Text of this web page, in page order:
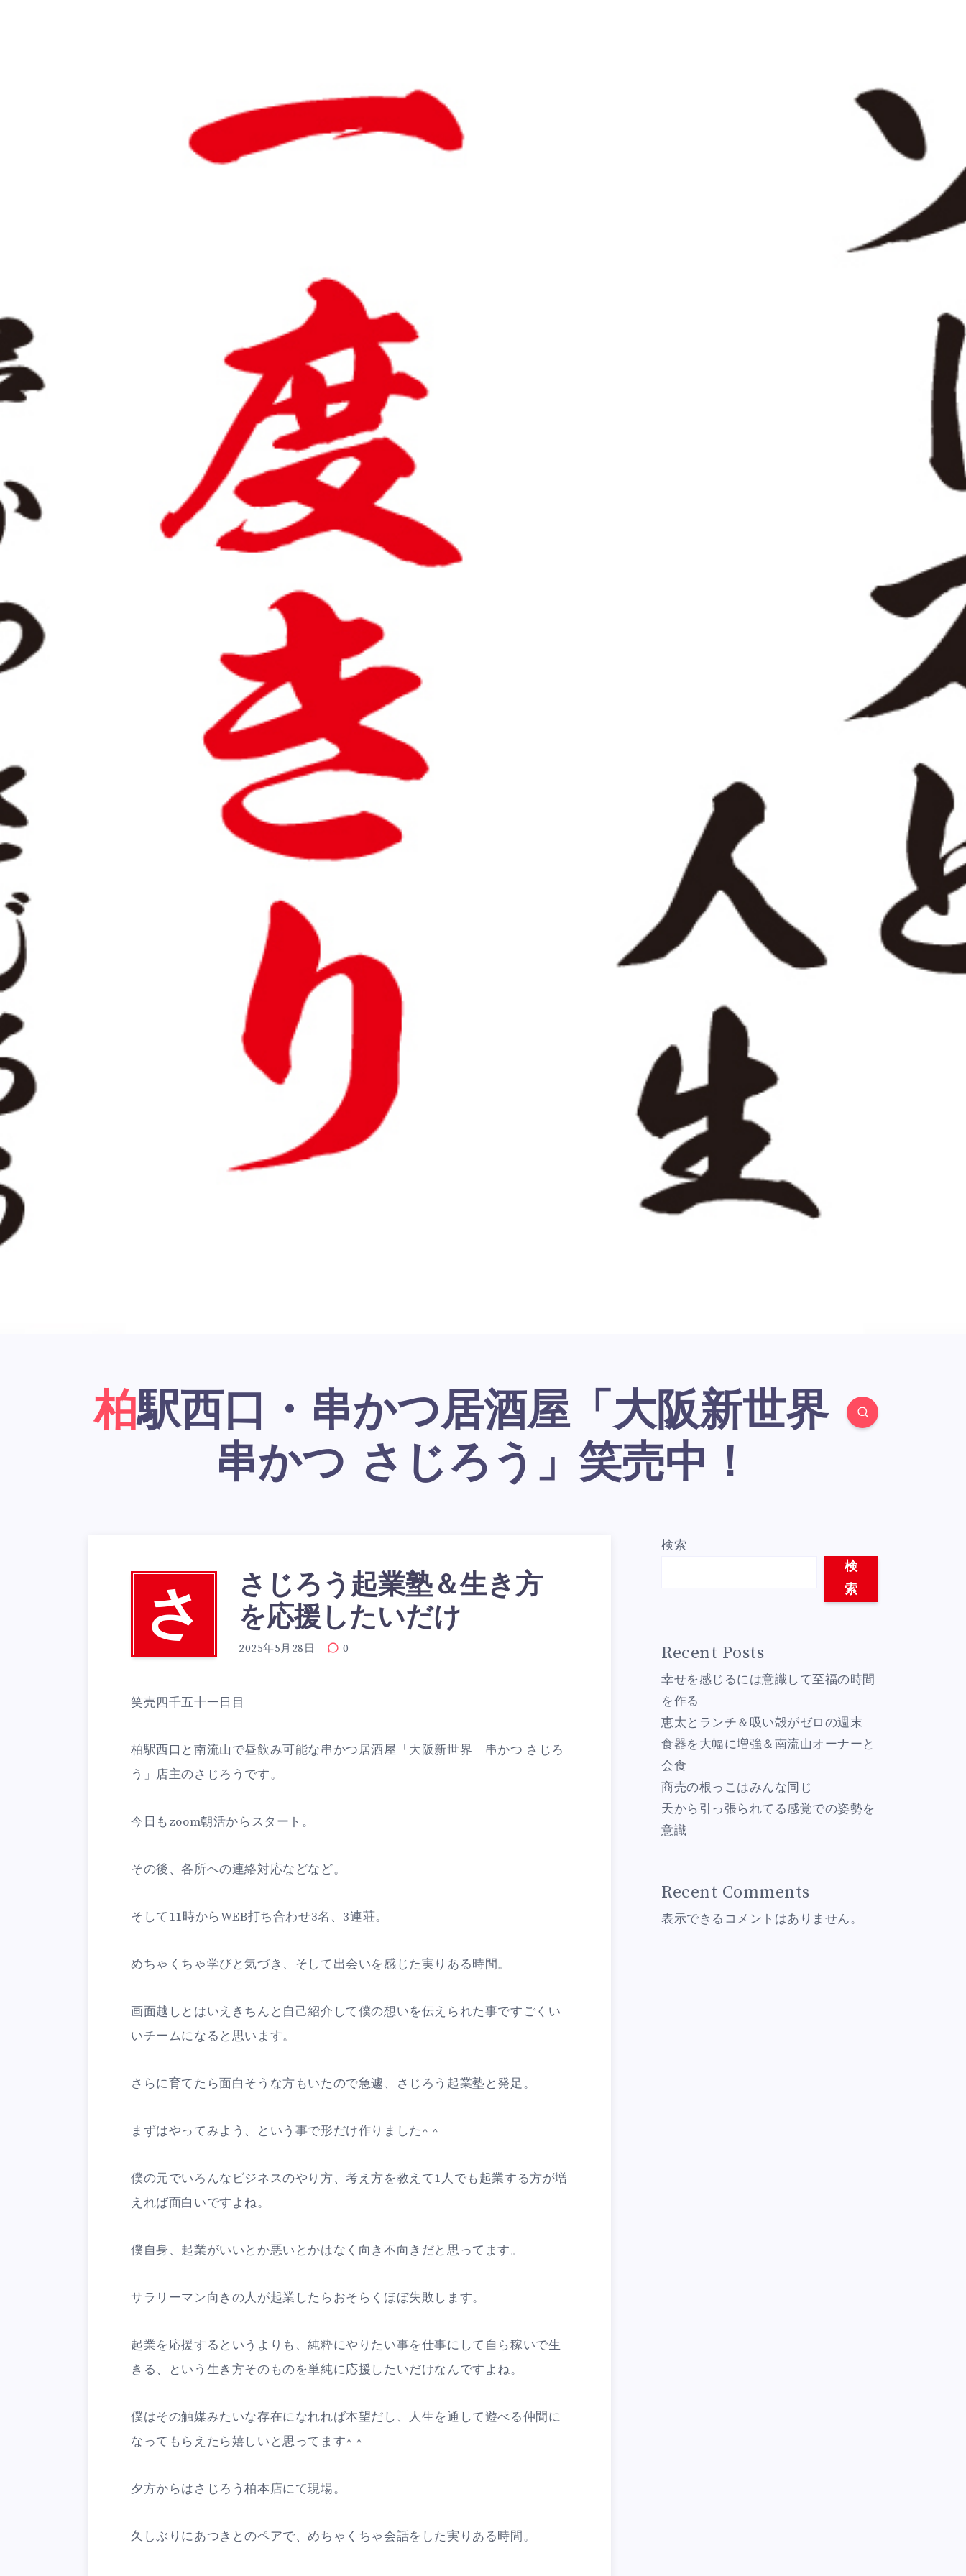
柏駅西口・串かつ居酒屋「大阪新世界
串かつ さじろう」笑売中！
さ
さじろう起業塾＆生き方
を応援したいだけ
2025年5月28日 0
笑売四千五十一日目
柏駅西口と南流山で昼飲み可能な串かつ居酒屋「大阪新世界 串かつ さじろ
う」店主のさじろうです。
今日もzoom朝活からスタート。
その後、各所への連絡対応などなど。
そして11時からWEB打ち合わせ3名、3連荘。
めちゃくちゃ学びと気づき、そして出会いを感じた実りある時間。
画面越しとはいえきちんと自己紹介して僕の想いを伝えられた事ですごくい
いチームになると思います。
さらに育てたら面白そうな方もいたので急遽、さじろう起業塾と発足。
まずはやってみよう、という事で形だけ作りました^ ^
僕の元でいろんなビジネスのやり方、考え方を教えて1人でも起業する方が増
えれば面白いですよね。
僕自身、起業がいいとか悪いとかはなく向き不向きだと思ってます。
サラリーマン向きの人が起業したらおそらくほぼ失敗します。
起業を応援するというよりも、純粋にやりたい事を仕事にして自ら稼いで生
きる、という生き方そのものを単純に応援したいだけなんですよね。
僕はその触媒みたいな存在になれれば本望だし、人生を通して遊べる仲間に
なってもらえたら嬉しいと思ってます^ ^
夕方からはさじろう柏本店にて現場。
久しぶりにあつきとのペアで、めちゃくちゃ会話をした実りある時間。
検索
検
索
Recent Posts
幸せを感じるには意識して至福の時間
を作る
恵太とランチ＆吸い殻がゼロの週末
食器を大幅に増強＆南流山オーナーと
会食
商売の根っこはみんな同じ
天から引っ張られてる感覚での姿勢を
意識
Recent Comments
表示できるコメントはありません。